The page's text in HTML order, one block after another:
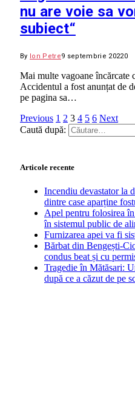
nu are voie sa
subiect“
By Ion Petre9 septembrie 20220
Mai multe vagoane încărcate
Accidentul a fost anunțat de
pe pagina sa…
Previous 1 2 3 4 5 6 Next
Caută după:
Articole recente
Incendiu devastator la
dintre case aparține
Apel pentru folosirea
în sistemul public de
Furnizarea apei va fi
Bărbat din Bengești-
condus beat și cu
Tragedie în Mătăsari:
după ce a căzut de pe